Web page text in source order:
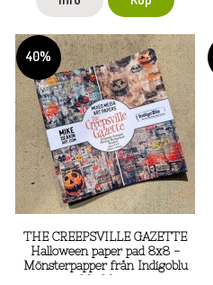
40%
THE CREEPSVILLE GAZETTE
Halloween paper pad 8x8 -
Mönsterpapper från Indigoblu